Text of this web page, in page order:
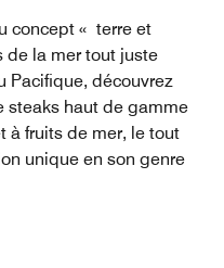
concept « terre et
de la mer tout juste
Pacifique, découvrez
steaks haut de gamme
à fruits de mer, le tout
unique en son genre